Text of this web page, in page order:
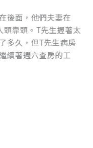
後面，他們夫妻在
頭靠頭。T先生握著太
多久，但T先生病房
續著週六查房的工